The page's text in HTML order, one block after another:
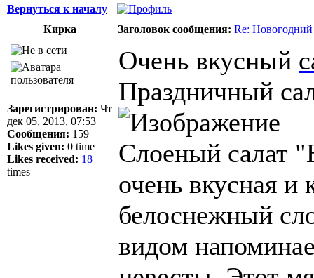
Вернуться к началу
Кирка
Заголовок сообщения: Re: Новогодний
Зарегистрирован: Чт
дек 05, 2013, 07:53
Сообщения: 159
Likes given: 0 time
Likes received: 18
times
Очень вкусный
Праздничный
Слоеный салат
очень вкусная и
белоснежный
видом